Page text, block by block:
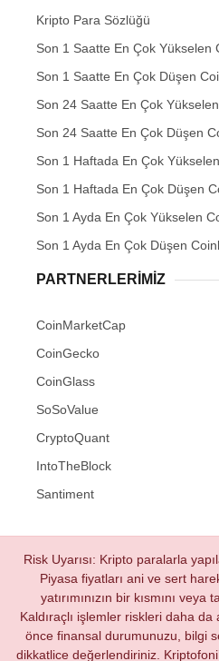
Kripto Para Sözlüğü
Son 1 Saatte En Çok Yükselen
Son 1 Saatte En Çok Düşen
Son 24 Saatte En Çok
Son 24 Saatte En Çok Düşen
Son 1 Haftada En Çok
Son 1 Haftada En Çok Düşen
Son 1 Ayda En Çok Yükselen
Son 1 Ayda En Çok Düşen
PARTNERLERIMIZ
CoinMarketCap
CoinGecko
CoinGlass
SoSoValue
CryptoQuant
IntoTheBlock
Santiment
Risk Uyarısı: Kripto paralarla
Piyasa fiyatları ani ve sert
yatırımınızın bir kısmını
Kaldıraçlı işlemler riskleri daha da
önce finansal durumunuzu, bilgi
dikkatlice değerlendiriniz.